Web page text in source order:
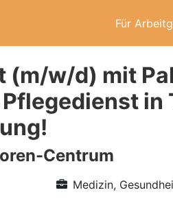
Für
(m/w/d) mit
Centrum
Medizin,